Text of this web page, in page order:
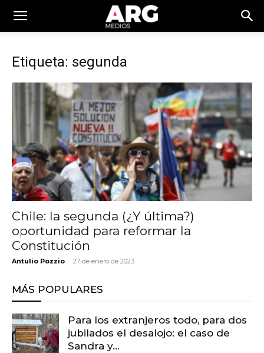
Etiqueta: segunda
Chile: la segunda (¿Y última?)
oportunidad para reformar la
Constitución
Antulio Pozzio - 27 de enero de 2023
MÁS POPULARES
Para los extranjeros todo, para dos
jubilados el desalojo: el caso de
Sandra y...